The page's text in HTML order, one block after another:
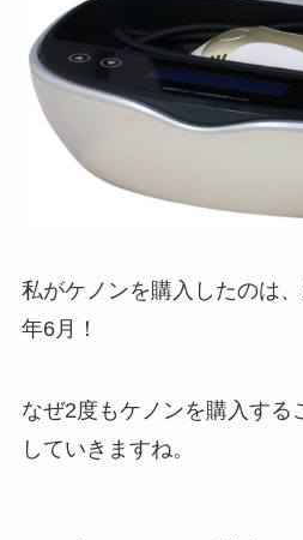
私がケノンを購入したのは
年6月！
なぜ2度もケノンを購入する
していきますね。